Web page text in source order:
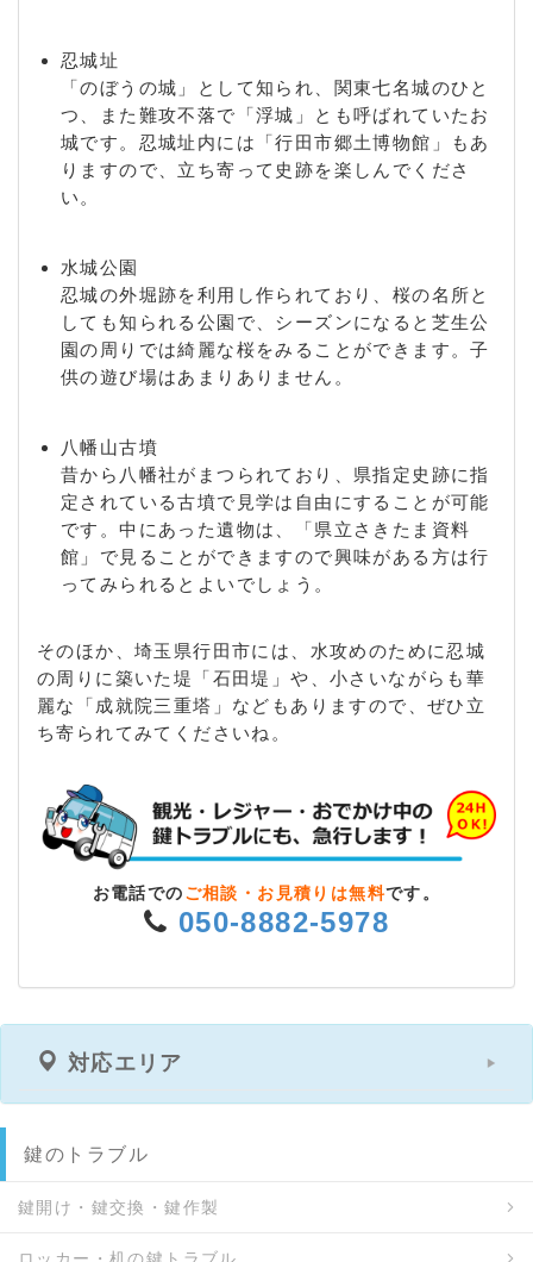
忍城址
「のぼうの城」として知られ、関東七名城のひと
つ、また難攻不落で「浮城」とも呼ばれていたお
城です。忍城址内には「行田市郷土博物館」もあ
りますので、立ち寄って史跡を楽しんでくださ
い。
水城公園
忍城の外堀跡を利用し作られており、桜の名所と
しても知られる公園で、シーズンになると芝生公
園の周りでは綺麗な桜をみることができます。子
供の遊び場はあまりありません。
八幡山古墳
昔から八幡社がまつられており、県指定史跡に指
定されている古墳で見学は自由にすることが可能
です。中にあった遺物は、「県立さきたま資料
館」で見ることができますので興味がある方は行
ってみられるとよいでしょう。
そのほか、埼玉県行田市には、水攻めのために忍城
の周りに築いた堤「石田堤」や、小さいながらも華
麗な「成就院三重塔」などもありますので、ぜひ立
ち寄られてみてくださいね。
お電話での ご相談・お見積りは無料です。
050-8882-5978
対応エリア
鍵のトラブル
鍵開け・鍵交換・鍵作製